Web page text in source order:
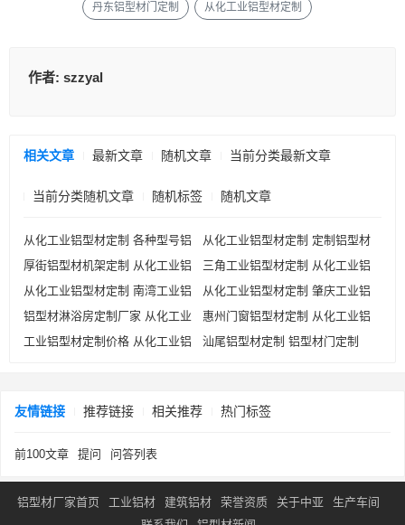
丹东铝型材门定制 从化工业铝型材定制
作者: szzyal
相关文章 最新文章 随机文章 当前分类最新文章
当前分类随机文章 随机标签 随机文章
从化工业铝型材定制 各种型号铝
型材定制
从化工业铝型材定制 定制铝型材
框架
厚街铝型材机架定制 从化工业铝
型材定制
三角工业铝型材定制 从化工业铝
型材定制
从化工业铝型材定制 南湾工业铝
型材定制
从化工业铝型材定制 肇庆工业铝
型材定制
铝型材淋浴房定制厂家 从化工业
铝型材定制
惠州门窗铝型材定制 从化工业铝
型材定制
工业铝型材定制价格 从化工业铝
汕尾铝型材定制 铝型材门定制
友情链接 推荐链接 相关推荐 热门标签
前100文章 提问 问答列表
铝型材厂家首页 工业铝材 建筑铝材 荣誉资质 关于中亚
生产车间